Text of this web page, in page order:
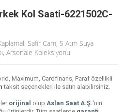
Kol Saati-6221502C-
Safir Cam, 5 Atm Suya
Arsenale Koleksiyonu
Maximum, Cardfinans, Paraf özellikli
taksit seçenekleri ile satın alabilirsiniz.
orijinal olup Aslan Saat A.Ş.'nin